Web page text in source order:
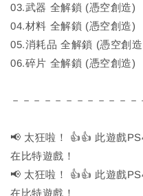
03.武器 全解鎖 (憑空創造)
04.材料 全解鎖 (憑空創造)
05.消耗品 全解鎖 (憑空創
06.碎片 全解鎖 (憑空創造)
－－－－－－－－－－－－
📢 太狂啦！ 👍👍 此遊戲
在比特遊戲！
📢 太狂啦！ 👍👍 此遊戲
在比特遊戲！